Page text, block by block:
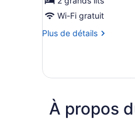
ce
de
2
Wi-Fi gratuit
Plus de détails
Plus
Villa,
À propos